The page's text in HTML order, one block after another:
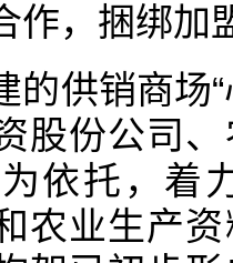
作，捆绑加
的供销商场
股份公司
依托，着
农业生产